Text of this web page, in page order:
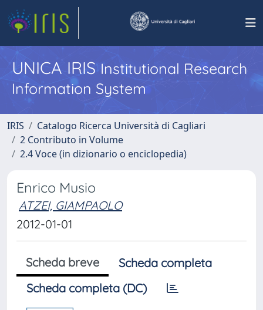
UNICA IRISInstitutional Research
Information System
IRIS
Catalogo Ricerca Università di Cagliari
2 Contributo in Volume
2.4 Voce (in dizionario o enciclopedia)
Enrico Musio
ATZEI, GIAMPAOLO
2012-01-01
Scheda breve
Scheda completa
Scheda completa (DC)